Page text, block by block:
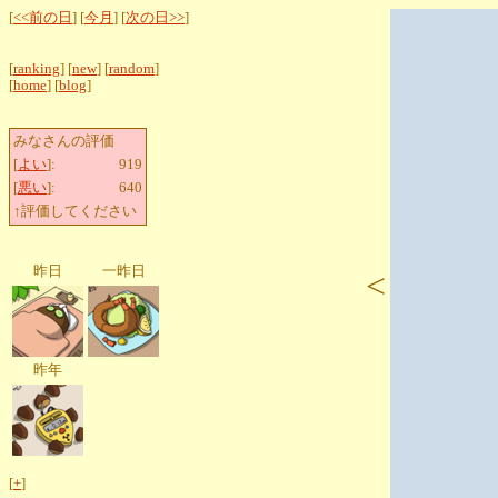
[<<前の日 ] [今月 ] [次の日>>]
[ranking] [new] [random]
[home] [blog]
みなさんの評価
[よい]:
919
[悪い]:
640
↑評価してください
昨日 一昨日
昨年
[+]
<